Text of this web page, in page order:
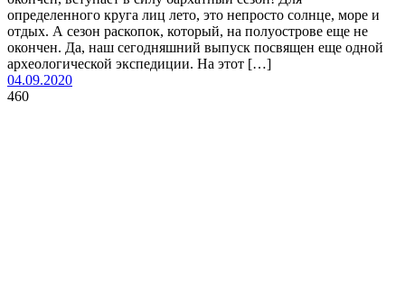
определенного круга лиц лето, это непросто солнце, море и
отдых. А сезон раскопок, который, на полуострове еще не
окончен. Да, наш сегодняшний выпуск посвящен еще одной
археологической экспедиции. На этот […]
04.09.2020
460